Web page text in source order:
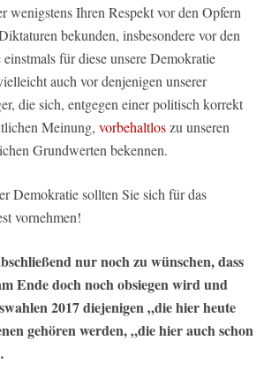
wenigstens Ihren Respekt vor den Opfern
bekunden, insbesondere vor den
für diese unsere Demokratie
auch vor denjenigen unserer
die sich, entgegen einer politisch korrekt
Meinung, vorbehaltloszu unseren
Grundwerten bekennen.
Demokratie sollten Sie sich für das
vornehmen!
nur noch zu wünschen, dass
Ende doch noch obsiegen wird und
2017 diejenigen „die hier heute
gehören werden, „die hier auch schon